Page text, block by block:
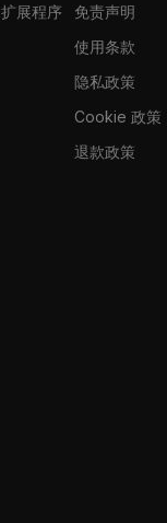
展程序
免责声明
使用条款
隐私政策
Cookie 政策
退款政策